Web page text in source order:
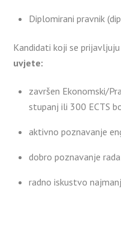
Diplomirani pravnik
Kandidati koji se
uvjete:
završen Ekonomski/
stupanj ili 300 ECTS
aktivno poznavanje
dobro poznavanje
radno iskustvo